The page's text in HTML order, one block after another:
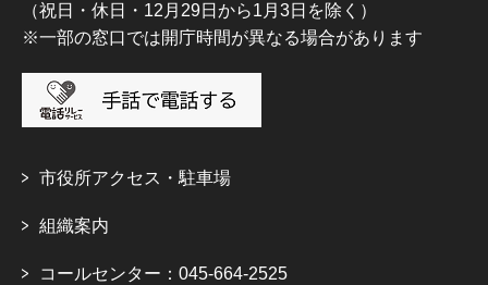
（祝日・休日・12月29日から1月3日を除く）
※一部の窓口では開庁時間が異なる場合があります
市役所アクセス・駐車場
組織案内
コールセンター：045-664-2525